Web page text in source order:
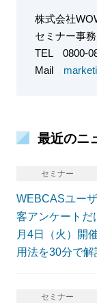
株式会社
セミナー事
TEL 0800-
Mail
最近のニ
セミナー
WEBCASユー
客アンケートだ
月4日（火）開
用法を30分で解
セミナー